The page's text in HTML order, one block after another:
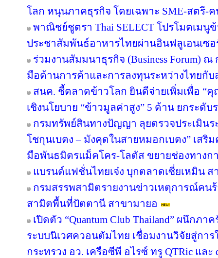
โลก หนุนภาคธุรกิจ โดยเฉพาะ SME-สตรี-
พาณิชย์ชูตรา Thai SELECT โปรโมตเมนู
ประชาสัมพันธ์อาหารไทยผ่านอินฟลูเอนเซ
ร่วมงานสัมมนาธุรกิจ (Business Forum)
มือด้านการค้าและการลงทุนระหว่างไทยกั
สนค. ชี้ตลาดข้าวโลก ยินดีจ่ายเพิ่มเพื่อ “
เชิงนโยบาย “ข้าวมูลค่าสูง” 5 ด้าน ยกระดับ
กรมทรัพย์สินทางปัญญา ลุยตรวจประเมิน
โชกุนเบตง – มังคุดในสายหมอกเบตง” เส
มือพันธมิตรแม็คโคร-โลตัส ขยายช่องทางก
แบรนด์แฟชั่นไทยเจ๋ง บุกตลาดเซี่ยเหมิน
กรมสรรพสามิตรายงานข่าวเหตุการณ์คน
สามิตพื้นที่ปัตตานี สาขามายอ
เปิดตัว “Quantum Club Thailand” ผนึกภ
ระบบนิเวศควอนตัมไทย เชื่อมงานวิจัยสู่กา
กระทรวง อว. เครือซีพี อไรซ์ ทรู QTRic แล